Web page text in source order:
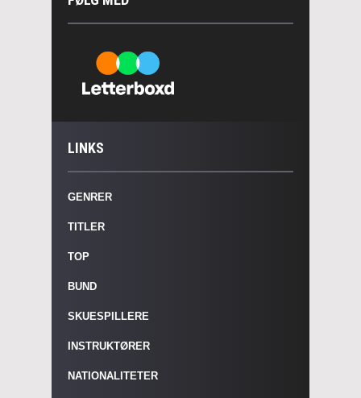
LINKS
GENRER
TITLER
TOP
BUND
SKUESPILLERE
INSTRUKTØRER
NATIONALITETER